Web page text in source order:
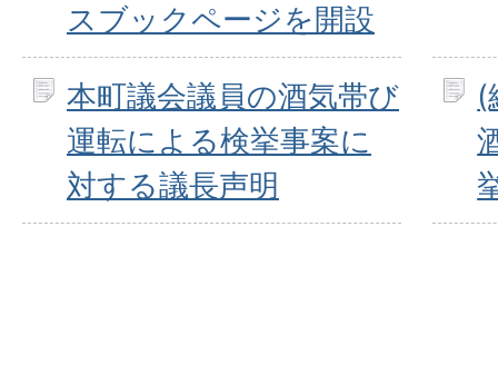
スブックページを開設
本町議会議員の酒気帯び
運転による検挙事案に
対する議長声明
(